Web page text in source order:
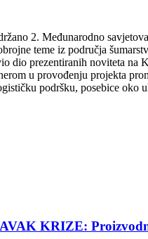
2. Međunarodno
teme iz područja
dio prezentiranih noviteta
u provođenju projekta
podršku, posebice
KRIZE: